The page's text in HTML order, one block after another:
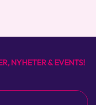
NYHETER & EVENTS!